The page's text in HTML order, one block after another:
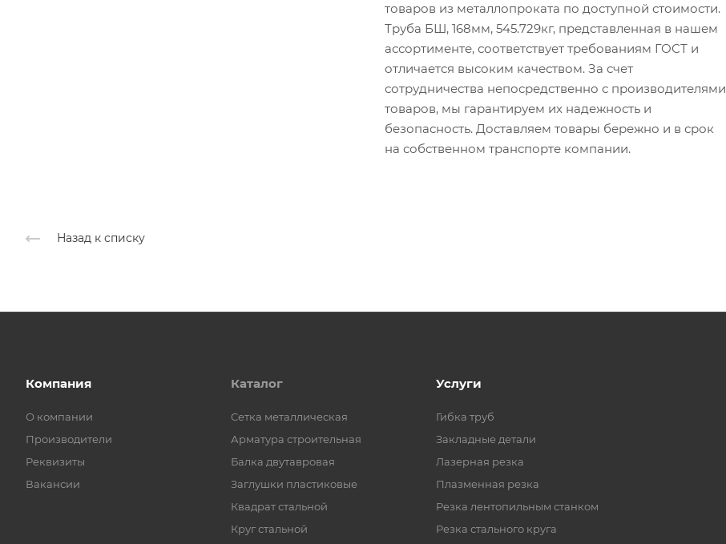
товаров из металлопроката по доступной стоимости.
Труба БШ, 168мм, 545.729кг, представленная в нашем
ассортименте, соответствует требованиям ГОСТ и
отличается высоким качеством. За счет
сотрудничества непосредственно с производителями
товаров, мы гарантируем их надежность и
безопасность. Доставляем товары бережно и в срок
на собственном транспорте компании.
Назад к списку
Компания
О компании
Производители
Реквизиты
Вакансии
Каталог
Cетка металлическая
Арматура строительная
Балка двутавровая
Заглушки пластиковые
Квадрат стальной
Круг стальной
Услуги
Гибка труб
Закладные детали
Лазерная резка
Плазменная резка
Резка лентопильным станком
Резка стального круга